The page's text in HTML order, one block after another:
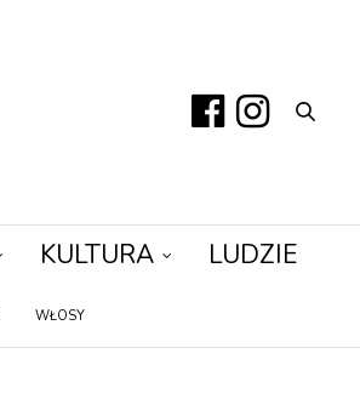
KULTURA LUDZIE
WŁOSY